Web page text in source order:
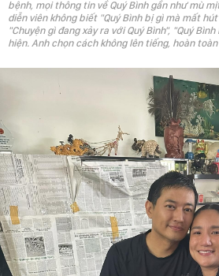
bệnh, mọi thông tin về Quý Bình gần như mù
diễn viên không biết "Quý Bình bị gì mà mất
"Chuyện gì đang xảy ra với Quý Bình", "Quý
hiện. Anh chọn cách không lên tiếng, hoàn